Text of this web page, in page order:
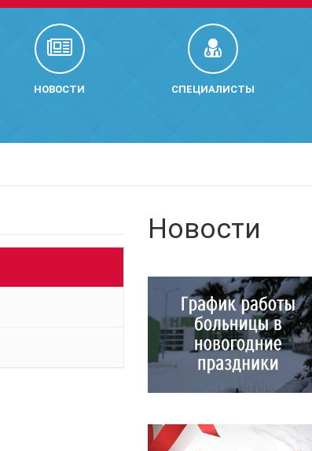
НОВОСТИ СПЕЦИАЛИСТЫ
Новости